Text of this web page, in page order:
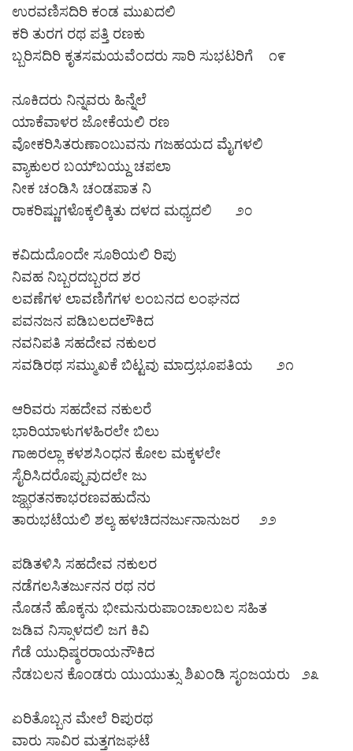
ಉರವಣಿಸದಿರಿ ಕಂಡ ಮುಖದಲಿ
ಕರಿ ತುರಗ ರಥ ಪತ್ತಿ ರಣಕು
ಬ್ಬರಿಸದಿರಿ ಕೃತಸಮಯವೆಂದರು ಸಾರಿ ಸುಭಟರಿಗೆ ೧೯
ನೂಕಿದರು ನಿನ್ನವರು ಹಿನ್ನೆಲೆ
ಯಾಕೆವಾಳರ ಜೋಕೆಯಲಿ ರಣ
ವೋಕರಿಸಿತರುಣಾಂಬುವನು ಗಜಹಯದ ಮೈಗಳಲಿ
ವ್ಯಾಕುಲರ ಬಯ್‌ಬಯ್ದು ಚಪಲಾ
ನೀಕ ಚಂಡಿಸಿ ಚಂಡಪಾತ ನಿ
ರಾಕರಿಷ್ಣುಗಳೊಕ್ಕಲಿಕ್ಕಿತು ದಳದ ಮಧ್ಯದಲಿ ೨೦
ಕವಿದುದೊಂದೇ ಸೂಠಿಯಲಿ ರಿಪು
ನಿವಹ ನಿಬ್ಬರದಬ್ಬರದ ಶರ
ಲವಣೆಗಳ ಲಾವಣಿಗೆಗಳ ಲಂಬನದ ಲಂಘನದ
ಪವನಜನ ಪಡಿಬಲದಲೌಕಿದ
ನವನಿಪತಿ ಸಹದೇವ ನಕುಲರ
ಸವಡಿರಥ ಸಮ್ಮುಖಕೆ ಬಿಟ್ಟವು ಮಾದ್ರಭೂಪತಿಯ ೨೧
ಆರಿವರು ಸಹದೇವ ನಕುಲರೆ
ಭಾರಿಯಾಳುಗಳಹಿರಲೇ ಬಿಲು
ಗಾಱರಲ್ಲಾ ಕಳಶಸಿಂಧನ ಕೋಲ ಮಕ್ಕಳಲೇ
ಸೈರಿಸಿದರೊಪ್ಪುವುದಲೇ ಜು
ಜ್ಝಾರತನಕಾಭರಣವಹುದೆನು
ತಾರುಭಟೆಯಲಿ ಶಲ್ಯ ಹಳಚಿದನರ್ಜುನಾನುಜರ ೨೨
ಪಡಿತಳಿಸಿ ಸಹದೇವ ನಕುಲರ
ನಡೆಗಲಸಿತರ್ಜುನನ ರಥ ನರ
ನೊಡನೆ ಹೊಕ್ಕನು ಭೀಮನುರುಪಾಂಚಾಲಬಲ ಸಹಿತ
ಜಡಿವ ನಿಸ್ಸಾಳದಲಿ ಜಗ ಕಿವಿ
ಗೆಡೆ ಯುಧಿಷ್ಠರರಾಯನೌಕಿದ
ನೆಡಬಲನ ಕೊಂಡರು ಯುಯುತ್ಸು ಶಿಖಂಡಿ ಸೃಂಜಯರು ೨೩
ಏರಿತೊಬ್ಬನ ಮೇಲೆ ರಿಪುರಥ
ವಾರು ಸಾವಿರ ಮತ್ತಗಜಘಟೆ